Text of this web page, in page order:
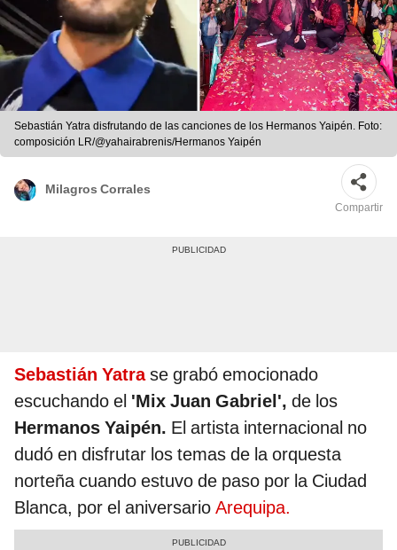
Sebastián Yatra disfrutando de las canciones de los Hermanos Yaipén. Foto:
composición LR/@yahairabrenis/Hermanos Yaipén
Milagros Corrales
Compartir
Sebastián Yatrase grabó emocionado
escuchando el 'Mix Juan Gabriel', de los
Hermanos Yaipén. El artista internacional no
dudó en disfrutar los temas de la orquesta
norteña cuando estuvo de paso por la Ciudad
Blanca, por el aniversario Arequipa.